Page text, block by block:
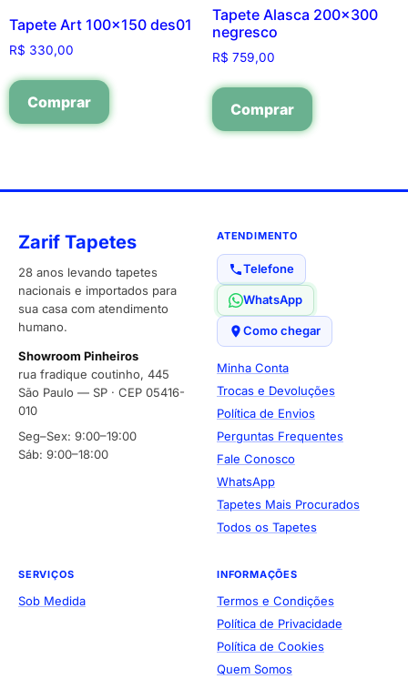
Tapete Art 100×150 des01
R$ 330,00
Comprar
Tapete Alasca 200×300
negresco
R$ 759,00
Comprar
Zarif Tapetes
28 anos levando tapetes
nacionais e importados para
sua casa com atendimento
humano.
Showroom Pinheiros
rua fradique coutinho, 445
São Paulo — SP · CEP 05416-
010
Seg–Sex: 9:00–19:00
Sáb: 9:00–18:00
ATENDIMENTO
Telefone
WhatsApp
Como chegar
Minha Conta
Trocas e Devoluções
Política de Envios
Perguntas Frequentes
Fale Conosco
WhatsApp
Tapetes Mais Procurados
Todos os Tapetes
SERVIÇOS
Sob Medida
INFORMAÇÕES
Termos e Condições
Política de Privacidade
Política de Cookies
Quem Somos